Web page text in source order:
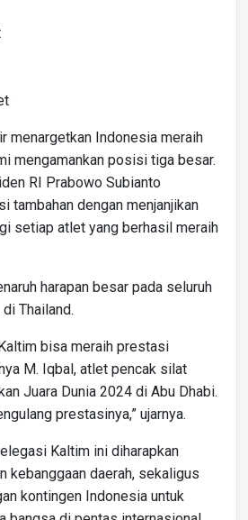
menargetkan Indonesia meraih
mengamankan posisi tiga besar.
RI Prabowo Subianto
tambahan dengan menjanjikan
setiap atlet yang berhasil meraih
harapan besar pada seluruh
Thailand.
bisa meraih prestasi
M. Iqbal, atlet pencak silat
Juara Dunia 2024 di Abu Dhabi.
prestasinya,” ujarnya.
Kaltim ini diharapkan
kebanggaan daerah, sekaligus
kontingen Indonesia untuk